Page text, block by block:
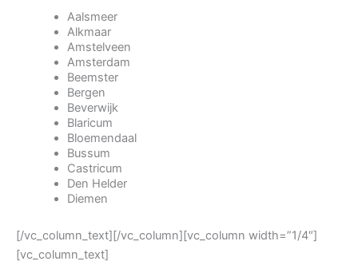
Aalsmeer
Alkmaar
Amstelveen
Amsterdam
Beemster
Bergen
Beverwijk
Blaricum
Bloemendaal
Bussum
Castricum
Den Helder
Diemen
[/vc_column_text][/vc_column][vc_column width=”1/4″]
[vc_column_text]